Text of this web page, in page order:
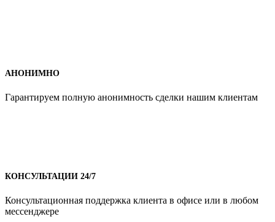
АНОНИМНО
Гарантируем полную анонимность сделки нашим клиентам
КОНСУЛЬТАЦИИ 24/7
Консультационная поддержка клиента в офисе или в любом
мессенджере